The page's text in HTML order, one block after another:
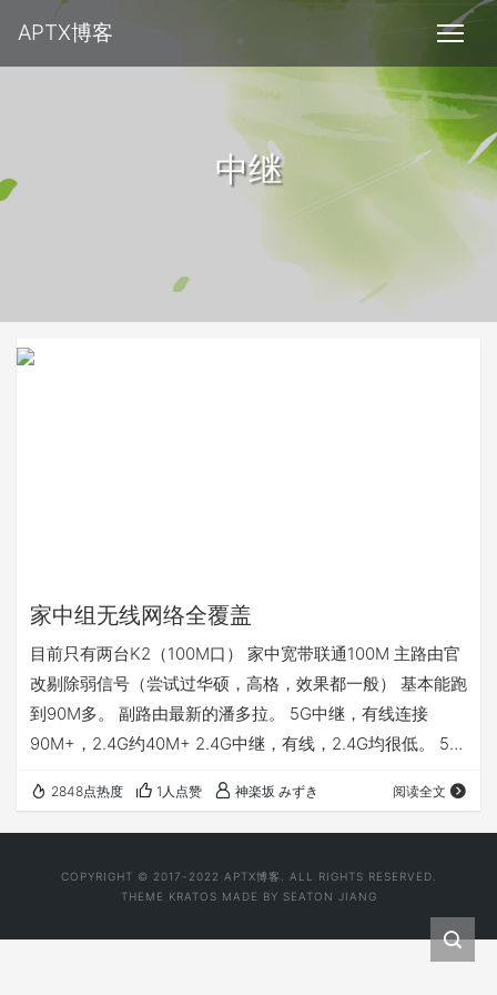
APTX博客
中继
家中组无线网络全覆盖
目前只有两台K2（100M口） 家中宽带联通100M 主路由官
改剔除弱信号（尝试过华硕，高格，效果都一般） 基本能跑
到90M多。 副路由最新的潘多拉。 5G中继，有线连接
90M+，2.4G约40M+ 2.4G中继，有线，2.4G均很低。 5G
备还是上K3C或者K2P吧。
2848点热度 1人点赞 神楽坂 みずき 阅读全文
COPYRIGHT © 2017-2022 APTX博客
. ALL RIGHTS RESERVED.
THEME KRATOS MADE BY SEATON JIANG